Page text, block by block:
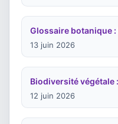
Glossaire botanique
13 juin 2026
Biodiversité végétale
12 juin 2026